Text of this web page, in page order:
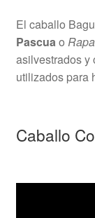
El caballo
Pascuao
asilvestrados y
utilizados para
Caballo